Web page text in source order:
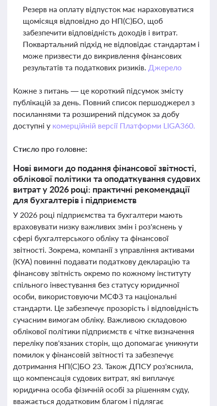
Резерв на оплату відпусток має нараховуватися
щомісяця відповідно до НП(С)БО, щоб
забезпечити відповідність доходів і витрат.
Поквартальний підхід не відповідає стандартам і
може призвести до викривлення фінансових
результатів та податкових ризиків. Джерело
Кожне з питань — це короткий підсумок змісту
публікацій за день. Повний список першоджерел з
посиланнями та розширений підсумок за добу
доступні у комерційній версії Платформи LIGA360.
Стисло про головне:
Нові вимоги до подання фінансової звітності,
облікової політики та оподаткування судових
витрат у 2026 році: практичні рекомендації
для бухгалтерів і підприємств
У 2026 році підприємства та бухгалтери мають
враховувати низку важливих змін і роз'яснень у
сфері бухгалтерського обліку та фінансової
звітності. Зокрема, компанії з управління активами
(КУА) повинні подавати податкову декларацію та
фінансову звітність окремо по кожному інституту
спільного інвестування без статусу юридичної
особи, використовуючи МСФЗ та національні
стандарти. Це забезпечує прозорість і відповідність
сучасним вимогам обліку. Важливою складовою
облікової політики підприємств є чітке визначення
переліку пов'язаних сторін, що допомагає уникнути
помилок у фінансовій звітності та забезпечує
дотримання НП(С)БО 23. Також ДПСУ роз'яснила,
що компенсація судових витрат, які виплачує
юридична особа фізичній особі за рішенням суду,
вважається додатковим благом і підлягає